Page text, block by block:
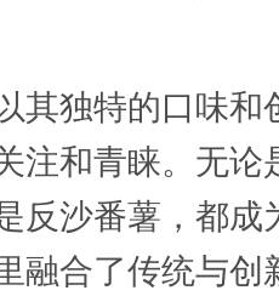
独特的口味和
注和青睐。无论
反沙番薯，都成
融合了传统与创